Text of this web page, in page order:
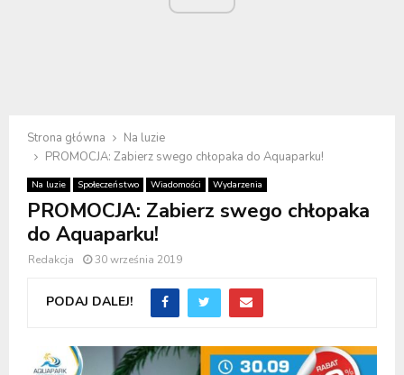
Strona główna
Na luzie
PROMOCJA: Zabierz swego chłopaka do Aquaparku!
Na luzie Społeczeństwo Wiadomości Wydarzenia
PROMOCJA: Zabierz swego chłopaka
do Aquaparku!
Redakcja 30 września 2019
PODAJ DALEJ!